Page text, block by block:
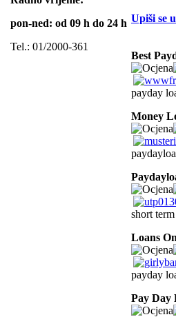
pon-ned: od 09 h do 24 h
Tel.: 01/2000-361
Upiši se
Best
payday
Money
short
Loans
payday
Pay Day